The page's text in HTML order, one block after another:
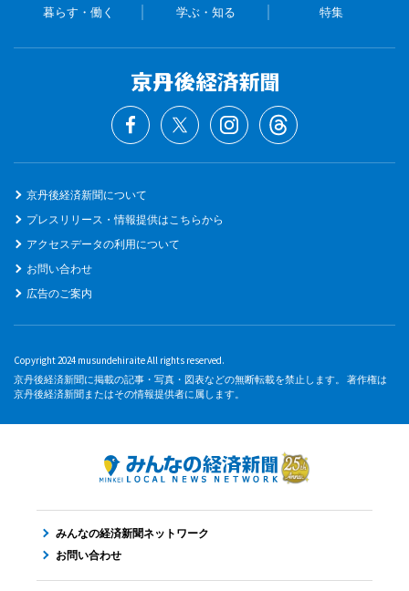
暮らす・働く 学ぶ・知る 特集
京丹後経済新聞について
プレスリリース・情報提供はこちらから
アクセスデータの利用について
お問い合わせ
広告のご案内
Copyright 2024 musundehiraite All rights reserved.
京丹後経済新聞に掲載の記事・写真・図表などの無断転載を禁止します。 著作権は
京丹後経済新聞またはその情報提供者に属します。
みんなの経済新聞ネットワーク
お問い合わせ